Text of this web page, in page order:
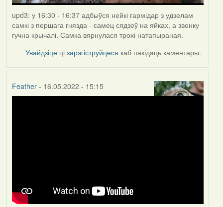
upd3: у 16:30 - 16:37 адбыўся нейкі гармідар з удзелам
самкі з першага гнязда - самец сядзеў на яйках, а звонку
гучна крычалі. Самка вярнулася трохі натапыраная.
Увайдзіце цізарэгіструйцеся каб пакідаць каментары.
Feather- 16.05.2022 - 15:15